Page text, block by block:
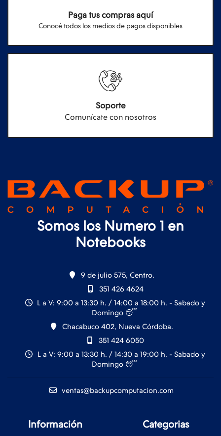
Paga tus compras aquí
Conocé todos los medios de pagos disponibles
Soporte
Comunícate con nosotros
Somos los Numero 1 en
Notebooks
9 de julio 575, Centro.
351 426 4624
L a V: 9:00 a 13:30 h. / 14:00 a 18:00 h. - Sabado y
Domingo 😴
Chacabuco 402, Nueva Córdoba.
351 424 6050
L a V: 9:00 a 13:30 h. / 14:30 a 19:00 h. - Sabado y
Domingo 😴
ventas@backupcomputacion.com
Información Categorias